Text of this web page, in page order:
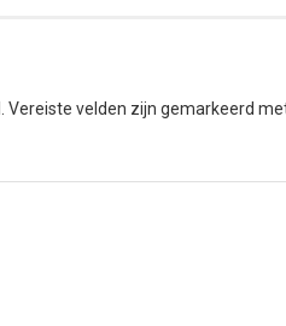
Vereiste velden zijn gemarkeerd